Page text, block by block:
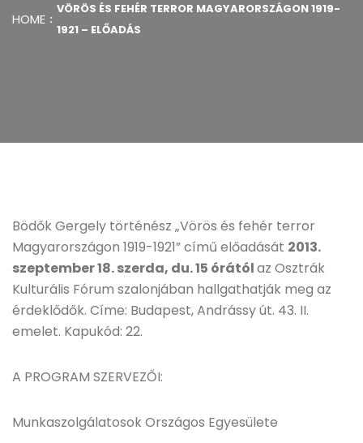
HOME
VÖRÖS ÉS FEHÉR TERROR MAGYARORSZÁGON 1919-
1921 – ELŐADÁS
Bödők Gergely történész „Vörös és fehér terror
Magyarországon 1919-1921” című előadását 2013.
szeptember 18. szerda, du. 15 órátólaz Osztrák
Kulturális Fórum szalonjában hallgathatják meg az
érdeklődők. Címe: Budapest, Andrássy út. 43. II.
emelet. Kapukód: 22.
A PROGRAM SZERVEZŐI:
Munkaszolgálatosok Országos Egyesülete